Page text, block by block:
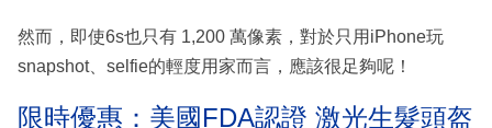
然而，即使6s也只有 1,200 萬像素，對於只用iPhone玩
snapshot、selfie的輕度用家而言，應該很足夠呢！
限時優惠：美國FDA認證 激光生髮頭盔